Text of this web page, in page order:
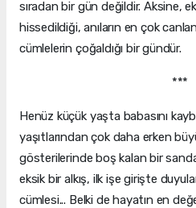
sıradan bir gün değildir. Aksine,
hissedildiği, anıların en çok
cümlelerin çoğaldığı bir gündür.
***
Henüz küçük yaşta babasını
yaşıtlarından çok daha erken
gösterilerinde boş kalan bir
eksik bir alkış, ilk işe girişte
cümlesi... Belki de hayatın en